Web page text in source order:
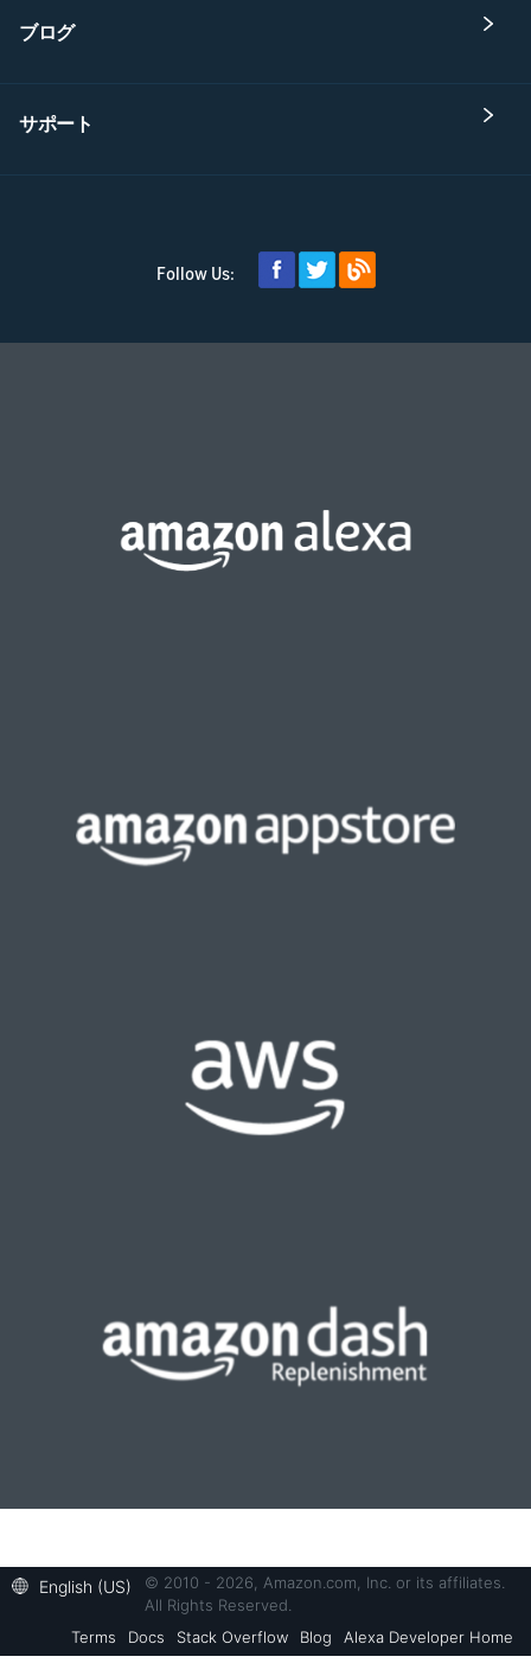
ブログ
サポート
Follow Us:
English (US)
© 2010 - 2026, Amazon.com, Inc. or its affiliates.
All Rights Reserved.
Terms
Docs Stack Overflow Blog Alexa Developer Home